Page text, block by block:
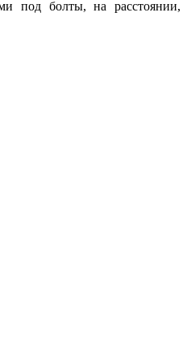
под болты, на расстоянии,